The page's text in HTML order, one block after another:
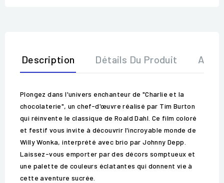
Description Détails Du Produit Avis
Plongez dans l'univers enchanteur de "Charlie et la
chocolaterie", un chef-d'œuvre réalisé par Tim Burton
qui réinvente le classique de Roald Dahl. Ce film coloré
et festif vous invite à découvrir l'incroyable monde de
Willy Wonka, interprété avec brio par Johnny Depp.
Laissez-vous emporter par des décors somptueux et
une palette de couleurs éclatantes qui donnent vie à
cette aventure sucrée.